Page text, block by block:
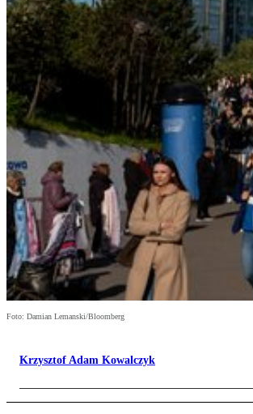
Foto: Damian Lemanski/Bloomberg
Krzysztof Adam Kowalczyk